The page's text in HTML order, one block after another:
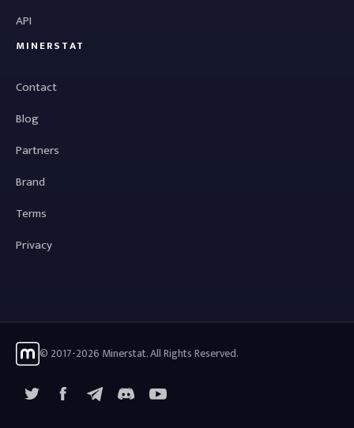
API
MINERSTAT
Contact
Blog
Partners
Brand
Terms
Privacy
© 2017-2026 Minerstat. All Rights Reserved.
FacebookTelegramYouTube